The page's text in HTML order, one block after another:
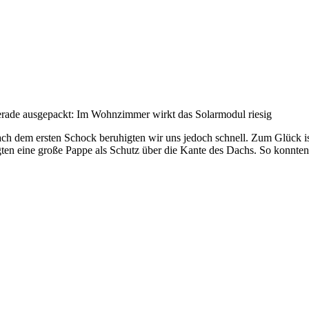
ausgepackt: Im Wohnzimmer wirkt das Solarmodul riesig
dem ersten Schock beruhigten wir uns jedoch schnell. Zum
eine große Pappe als Schutz über die Kante des Dachs. So